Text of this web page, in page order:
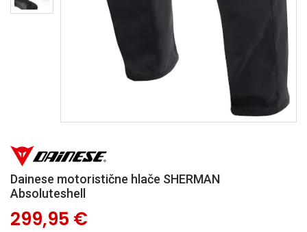
Dainese motoristične hlače SHERMAN
Absoluteshell
299,95 €